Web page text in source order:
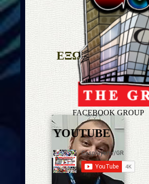
ΟΛΕΣ ΟΙ
ΕΞΩΤΕΡΙΚΕΣ
FACEBOOK GROUP
YOUTUBE